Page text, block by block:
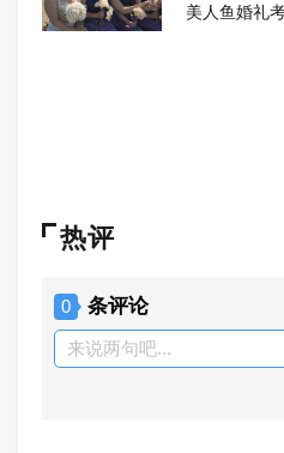
美人鱼婚礼
热评
0 条评论
来说两句吧...